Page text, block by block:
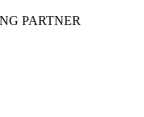
PARTNER